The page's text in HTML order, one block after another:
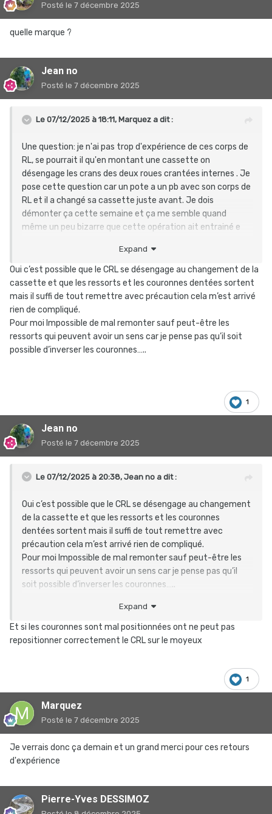
Posté le 7 décembre 2025
quelle marque ?
Jean no
Posté le 7 décembre 2025
Le 07/12/2025 à 18:11, Marquez a dit :
Une question: je n'ai pas trop d'expérience de ces corps de
RL, se pourrait il qu'en montant une cassette on
désengage les crans des deux roues crantées internes . Je
pose cette question car un pote a un pb avec son corps de
RL et il a changé sa cassette juste avant. Je dois
démonter ça cette semaine et ça me semble quand
même un peu bizarre que cette opération ait entrainé e
Expand
Oui c’est possible que le CRL se désengage au changement de la
cassette et que les ressorts et les couronnes dentées sortent
mais il suffi de tout remettre avec précaution cela m’est arrivé
rien de compliqué.
Pour moi Impossible de mal remonter sauf peut-être les
ressorts qui peuvent avoir un sens car je pense pas qu’il soit
possible d’inverser les couronnes…..
1
Jean no
Posté le 7 décembre 2025
Le 07/12/2025 à 20:38, Jean no a dit :
Oui c’est possible que le CRL se désengage au changement
de la cassette et que les ressorts et les couronnes
dentées sortent mais il suffi de tout remettre avec
précaution cela m’est arrivé rien de compliqué.
Pour moi Impossible de mal remonter sauf peut-être les
ressorts qui peuvent avoir un sens car je pense pas qu’il
soit possible d’inverser les couronnes…..
Expand
Et si les couronnes sont mal positionnées ont ne peut pas
repositionner correctement le CRL sur le moyeux
1
Marquez
Posté le 7 décembre 2025
Je verrais donc ça demain et un grand merci pour ces retours
d'expérience
Pierre-Yves DESSIMOZ